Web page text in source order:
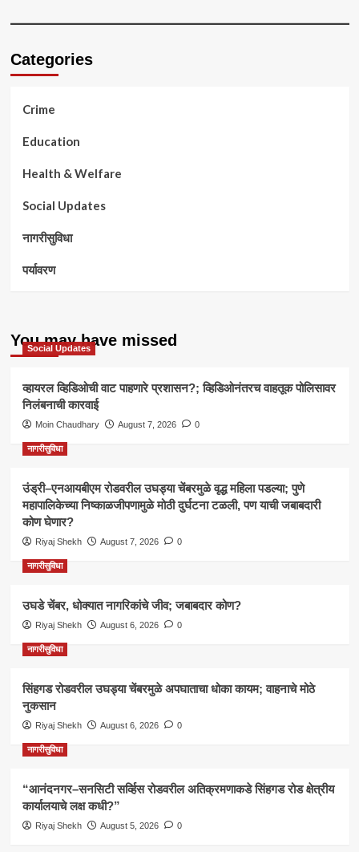
Categories
Crime
Education
Health & Welfare
Social Updates
नागरीसुविधा
पर्यावरण
You may have missed
Social Updates
व्हायरल व्हिडिओची वाट पाहणारे प्रशासन?; व्हिडिओनंतरच वाहतूक पोलिसावर
निलंबनाची कारवाई
Moin Chaudhary August 7, 2026 0
नागरीसुविधा
उंड्री–एनआयबीएम रोडवरील उघड्या चेंबरमुळे वृद्ध महिला पडल्या; पुणे
महापालिकेच्या निष्काळजीपणामुळे मोठी दुर्घटना टळली, पण याची जबाबदारी
कोण घेणार?
Riyaj Shekh August 7, 2026 0
नागरीसुविधा
उघडे चेंबर, धोक्यात नागरिकांचे जीव; जबाबदार कोण?
Riyaj Shekh August 6, 2026 0
नागरीसुविधा
सिंहगड रोडवरील उघड्या चेंबरमुळे अपघाताचा धोका कायम; वाहनाचे मोठे
नुकसान
Riyaj Shekh August 6, 2026 0
नागरीसुविधा
“आनंदनगर–सनसिटी सर्व्हिस रोडवरील अतिक्रमणाकडे सिंहगड रोड क्षेत्रीय
कार्यालयाचे लक्ष कधी?”
Riyaj Shekh August 5, 2026 0